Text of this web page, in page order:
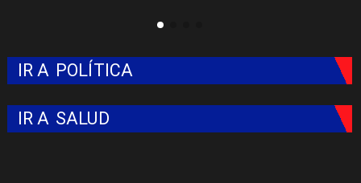
IR A POLÍTICA
IR A SALUD